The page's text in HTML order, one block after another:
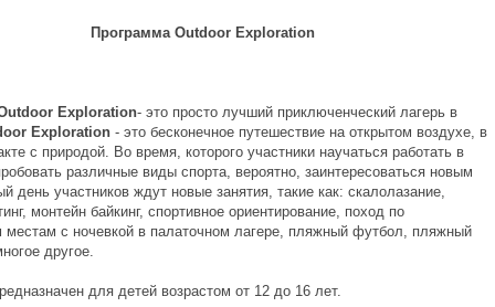
Программа Outdoor Exploration
Exploration- это просто лучший приключенческий лагерь в
Exploration - это бесконечное путешествие на открытом воздухе, в
с природой. Во время, которого участники научаться работать в
различные виды спорта, вероятно, заинтересоваться новым
день участников ждут новые занятия, такие как: скалолазание,
монтейн байкинг, спортивное ориентирование, поход по
местам с ночевкой в палаточном лагере, пляжный футбол, пляжный
другое.
для детей возрастом от 12 до 16 лет.